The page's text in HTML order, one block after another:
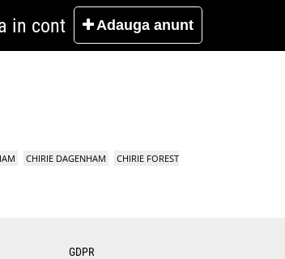
in cont Adauga anunt
CHIRIE DAGENHAM
CHIRIE FOREST
GDPR